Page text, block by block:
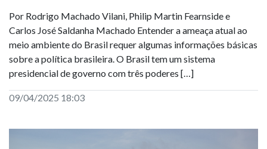
Por Rodrigo Machado Vilani, Philip Martin Fearnside e
Carlos José Saldanha Machado Entender a ameaça atual ao
meio ambiente do Brasil requer algumas informações básicas
sobre a política brasileira. O Brasil tem um sistema
presidencial de governo com três poderes […]
09/04/2025 18:03